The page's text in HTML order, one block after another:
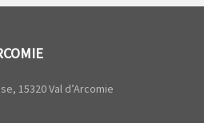
15320 Val d’Arcomie